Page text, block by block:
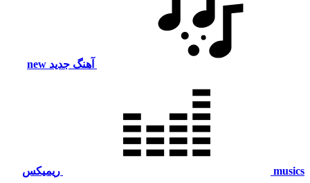
آهنگ جدید new
musics ریمیکس